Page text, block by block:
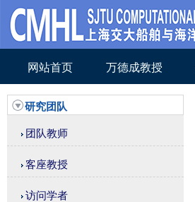
网站首页 万德成教授
研究团队
团队教师
客座教授
访问学者